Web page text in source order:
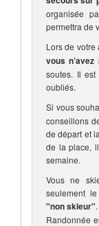
organisée
permettra de
Lors de votre
vous
soutes. Il
oubliés.
Si vous
conseillons
de départ et
de la place,
semaine.
Vous ne
seulement
"non skieur".
Randonnée